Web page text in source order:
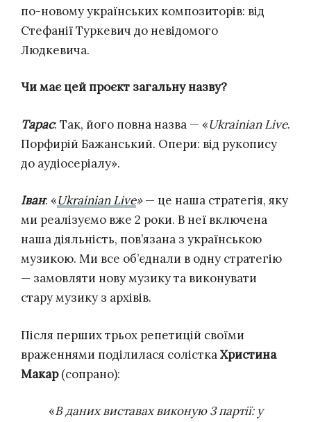
по-новому українських композиторів: від
Стефанії Туркевич до невідомого
Людкевича.
Чи має цей проєкт загальну назву?
Тарас: Так, його повна назва — «Ukrainian Live.
Порфирій Бажанський. Опери: від рукопису
до аудіосеріалу».
Іван: «Ukrainian Live»— це наша стратегія, яку
ми реалізуємо вже 2 роки. В неї включена
наша діяльність, пов’язана з українською
музикою. Ми все об’єднали в одну стратегію
— замовляти нову музику та виконувати
стару музику з архівів.
Після перших трьох репетицій своїми
враженнями поділилася солісткаХристина
Макар(сопрано):
«В даних виставах виконую 3 партії: у